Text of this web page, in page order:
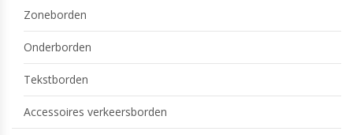
Zoneborden
Onderborden
Tekstborden
Accessoires verkeersborden